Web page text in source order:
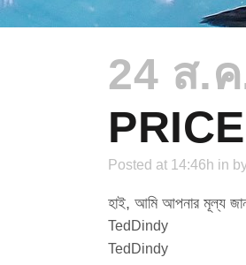
24 ส.
Posted at 14:46h in
হাই, আমি আপনার মূল্য
TedDindy
TedDindy